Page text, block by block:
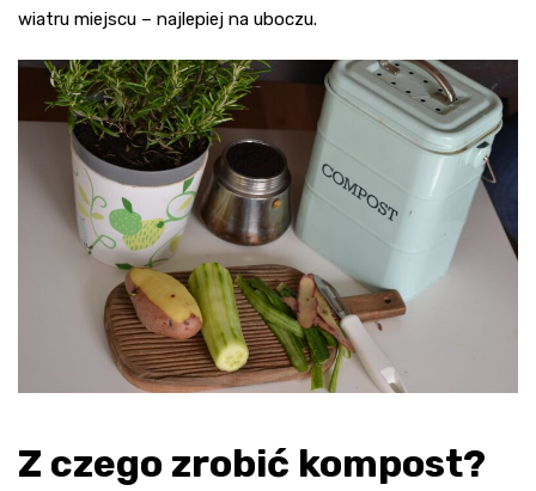
wiatru miejscu – najlepiej na uboczu.
Z czego zrobić kompost?